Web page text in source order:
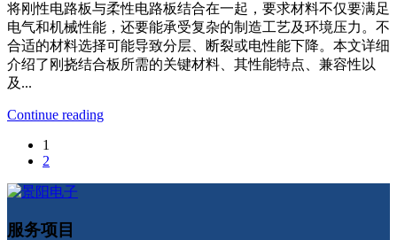
将刚性电路板与柔性电路板结合在一起，要求材料不仅要满足
电气和机械性能，还要能承受复杂的制造工艺及环境压力。不
合适的材料选择可能导致分层、断裂或电性能下降。本文详细
介绍了刚挠结合板所需的关键材料、其性能特点、兼容性以
及...
Continue reading
1
2
服务项目